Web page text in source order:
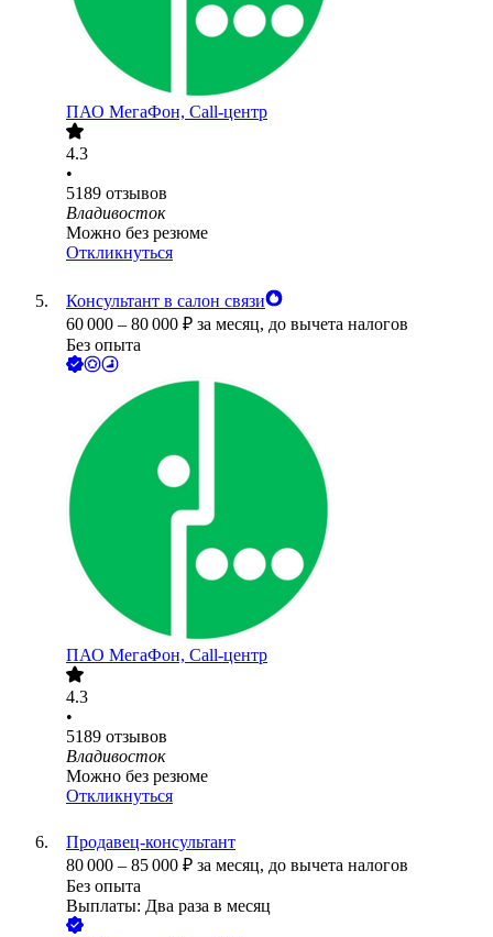
ПАО МегаФон, Call-центр
4.3
•
5189 отзывов
Владивосток
Можно без резюме
Откликнуться
Консультант в салон связи
60 000 – 80 000 ₽ за месяц, до вычета налогов
Без опыта
ПАО МегаФон, Call-центр
4.3
•
5189 отзывов
Владивосток
Можно без резюме
Откликнуться
Продавец-консультант
80 000 – 85 000 ₽ за месяц, до вычета налогов
Без опыта
Выплаты: Два раза в месяц